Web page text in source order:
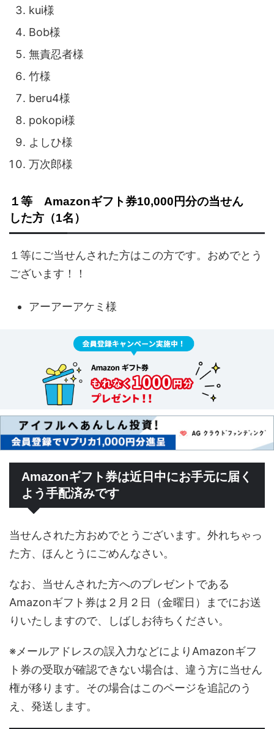
kui様
Bob様
無責忍者様
竹様
beru4様
pokopi様
よしひ様
万次郎様
１等 Amazonギフト券10,000円分の当せん
した方（1名）
１等にご当せんされた方はこの方です。おめでとう
ございます！！
アーアーアケミ様
Amazonギフト券は近日中にお手元に届く
よう手配済みです
当せんされた方おめでとうございます。外れちゃっ
た方、ほんとうにごめんなさい。
なお、当せんされた方へのプレゼントである
Amazonギフト券は２月２日（金曜日）までにお送
りいたしますので、しばしお待ちください。
※メールアドレスの誤入力などによりAmazonギフ
ト券の受取が確認できない場合は、違う方に当せん
権が移ります。その場合はこのページを追記のう
え、発送します。